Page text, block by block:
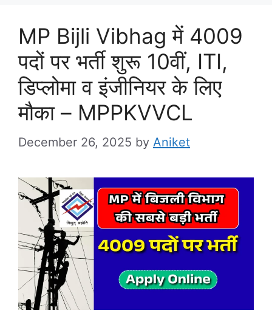
MP Bijli Vibhag में 4009
पदों पर भर्ती शुरू 10वीं, ITI,
डिप्लोमा व इंजीनियर के लिए
मौका – MPPKVVCL
December 26, 2025 by Aniket